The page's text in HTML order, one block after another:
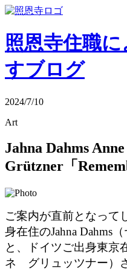
照恩寺住職
すブログ
2024/7/10
Art
Jahna Dahms Anne
Grützner「
ご案内が直前となって
身在住のJahna Dahms
と、ドイツご出身東京
ネ グリュッツナー）